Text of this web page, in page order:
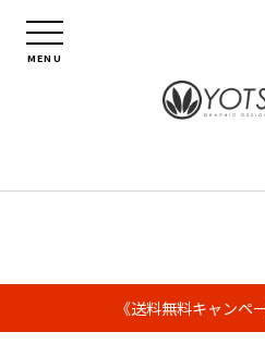
MENU
《送料無料キャンペ